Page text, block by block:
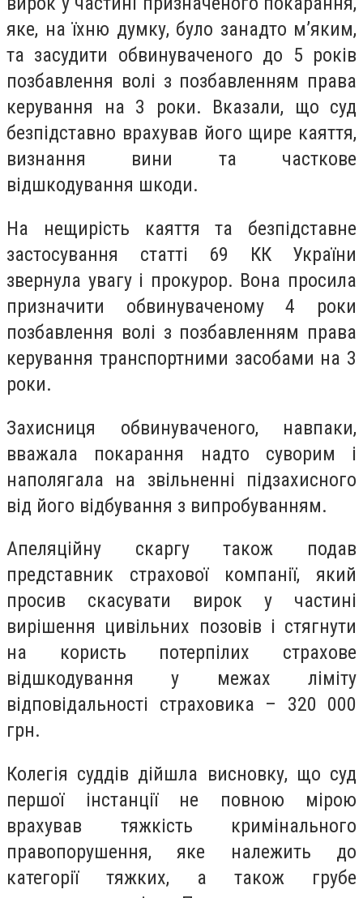
яке, на їхню думку, було занадто м’яким,
та засудити обвинуваченого до 5 років
позбавлення волі з позбавленням права
керування на 3 роки. Вказали, що суд
безпідставно врахував його щире каяття,
визнання вини та часткове
відшкодування шкоди.
На нещирість каяття та безпідставне
застосування статті 69 КК України
звернула увагу і прокурор. Вона просила
призначити обвинуваченому 4 роки
позбавлення волі з позбавленням права
керування транспортними засобами на 3
роки.
Захисниця обвинуваченого, навпаки,
вважала покарання надто суворим і
наполягала на звільненні підзахисного
від його відбування з випробуванням.
Апеляційну скаргу також подав
представник страхової компанії, який
просив скасувати вирок у частині
вирішення цивільних позовів і стягнути
на користь потерпілих страхове
відшкодування у межах ліміту
відповідальності страховика – 320 000
грн.
Колегія суддів дійшла висновку, що суд
першої інстанції не повною мірою
врахував тяжкість кримінального
правопорушення, яке належить до
категорії тяжких, а також грубе